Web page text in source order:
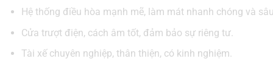
Hệ thống điều hòa mạnh mẽ, làm mát nhanh chóng và
Cửa trượt điện, cách âm tốt, đảm bảo sự riêng tư.
Tài xế chuyên nghiệp, thân thiện, có kinh nghiệm.